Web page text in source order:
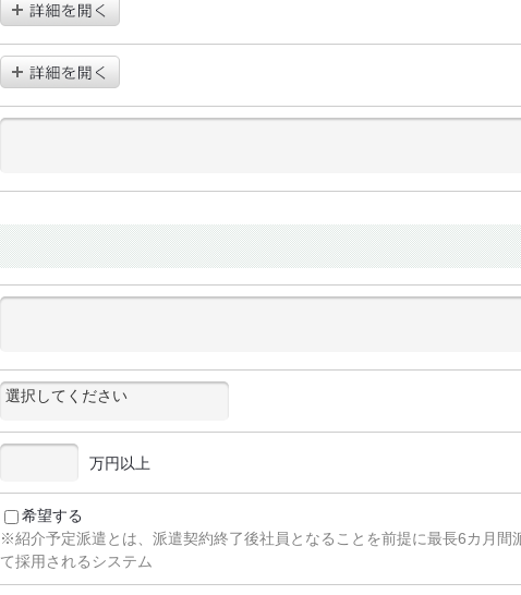
万円以上
希望する
※紹介予定派遣とは、派遣契約終了後社員となることを前提に最長6カ月間
て採用されるシステム